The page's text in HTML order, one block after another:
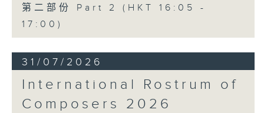
第二部份 Part 2 (HKT 16:05 -
17:00)
31/07/2026
International Rostrum of
Composers 2026